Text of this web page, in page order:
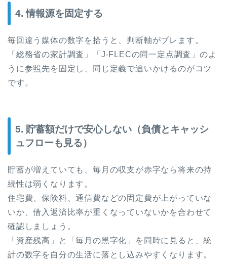
4. 情報源を固定する
毎回違う媒体の数字を拾うと、判断軸がブレます。
「総務省の家計調査」「J-FLECの同一定点調査」のよ
うに参照先を固定し、同じ定義で追いかけるのがコツ
です。
5. 貯蓄額だけで安心しない（負債とキャッシ
ュフローも見る）
貯蓄が増えていても、毎月の収支が赤字なら将来の持
続性は弱くなります。
住宅費、保険料、通信費などの固定費が上がっていな
いか、借入返済比率が重くなっていないかを合わせて
確認しましょう。
「資産残高」と「毎月の黒字化」を同時に見ると、統
計の数字を自分の生活に落とし込みやすくなります。